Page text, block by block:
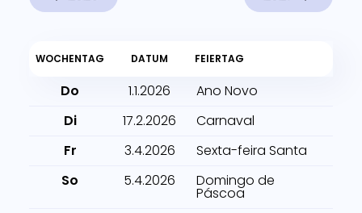
WOCHENTAG DATUM FEIERTAG
Do 1.1.2026
Ano Novo
Di
17.2.2026
Carnaval
Fr
3.4.2026
Sexta-feira Santa
So
5.4.2026 Domingo de
Páscoa